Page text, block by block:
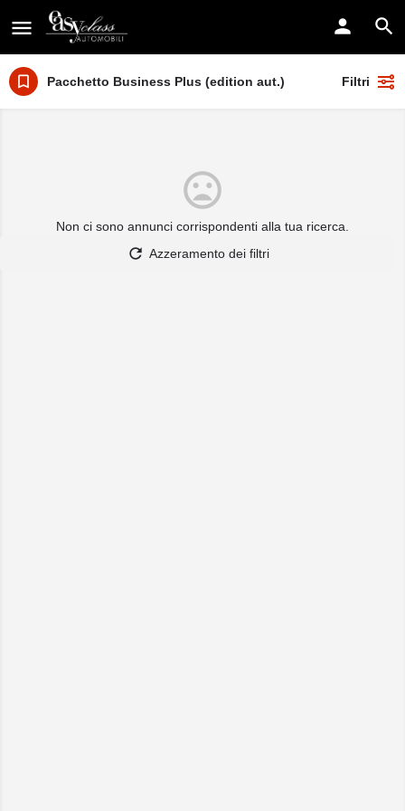
Pacchetto Business Plus (edition aut.) Filtri
Non ci sono annunci corrispondenti alla tua ricerca.
Azzeramento dei filtri